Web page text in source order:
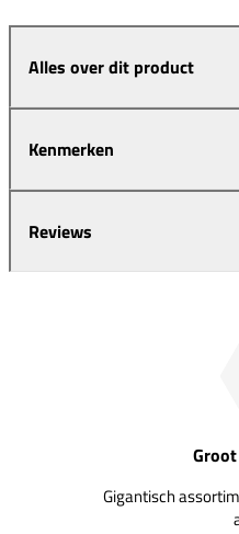
Alles over dit product
Kenmerken
Reviews
Gigantisch